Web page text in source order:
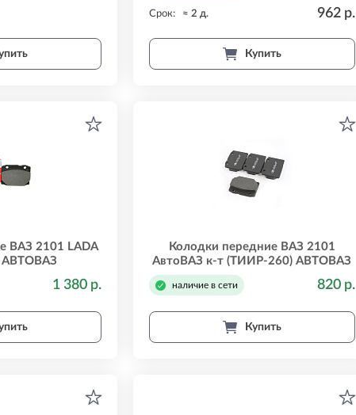
Срок: ≈ 2 д. 962 р.
Купить
ВАЗ 2101 LADA
АВТОВАЗ
1 380 р.
Колодки передние ВАЗ 2101
АвтоВАЗ к-т (ТИИР-260) АВТОВАЗ
21010350180082
наличие в сети 820 р.
Купить